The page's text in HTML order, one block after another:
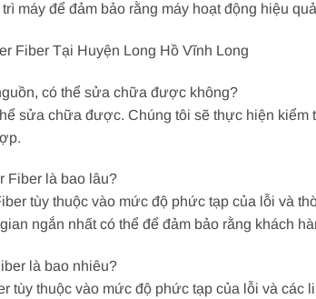
máy để đảm bảo rằng máy hoạt động hiệu
Fiber Tại Huyện Long Hồ Vĩnh Long
có thể sửa chữa được không?
sửa chữa được. Chúng tôi sẽ thực hiện
Fiber là bao lâu?
tùy thuộc vào mức độ phức tạp của lỗi và
ngắn nhất có thể để đảm bảo rằng khách
là bao nhiêu?
tùy thuộc vào mức độ phức tạp của lỗi và các